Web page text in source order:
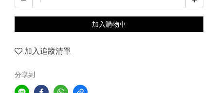
加入購物車
加入追蹤清單
分享到